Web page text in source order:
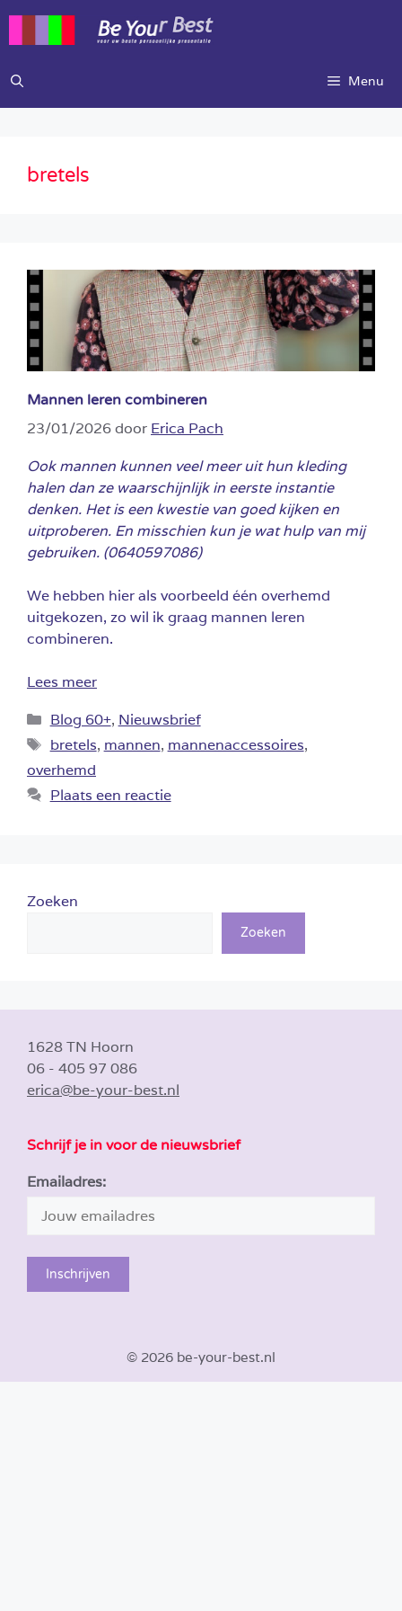
inhoud
Menu
bretels
Mannen leren combineren
23/01/2026door Erica Pach
Ook mannen kunnen veel meer uit hun kleding
halen dan ze waarschijnlijk in eerste instantie
denken. Het is een kwestie van goed kijken en
uitproberen. En misschien kun je wat hulp van mij
gebruiken. (0640597086)
We hebben hier als voorbeeld één overhemd
uitgekozen, zo wil ik graag mannen leren
combineren.
Lees meer
Categorieën
Blog 60+, Nieuwsbrief
Tags
bretels, mannen, mannenaccessoires,
overhemd
Plaats een reactie
Zoeken
Zoeken
1628 TN Hoorn
06 - 405 97 086
erica@be-your-best.nl
Schrijf je in voor de nieuwsbrief
Emailadres:
© 2026 be-your-best.nl